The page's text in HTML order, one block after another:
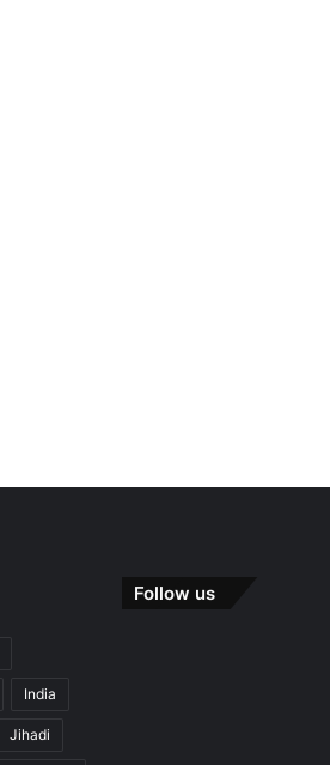
India
Jihadi
Follow us